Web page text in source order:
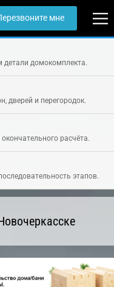
мне
детали домокомплекта.
дверей и перегородок.
расчёта.
этапов.